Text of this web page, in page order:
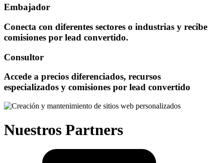
Embajador
Conecta con diferentes sectores o industrias y recibe
comisiones por lead convertido.
Consultor
Accede a precios diferenciados, recursos
especializados y comisiones por lead convertido
Nuestros Partners